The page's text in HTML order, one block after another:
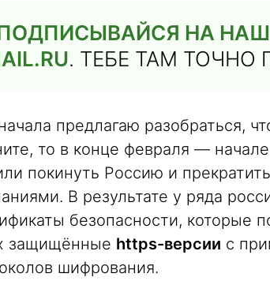
НА НАШ
. ТЕБЕ ТАМ ТОЧНО
предлагаю разобраться,
то в конце февраля —
покинуть Россию и
В результате у ряда
безопасности, которые
защищённые https-версии с
шифрования.